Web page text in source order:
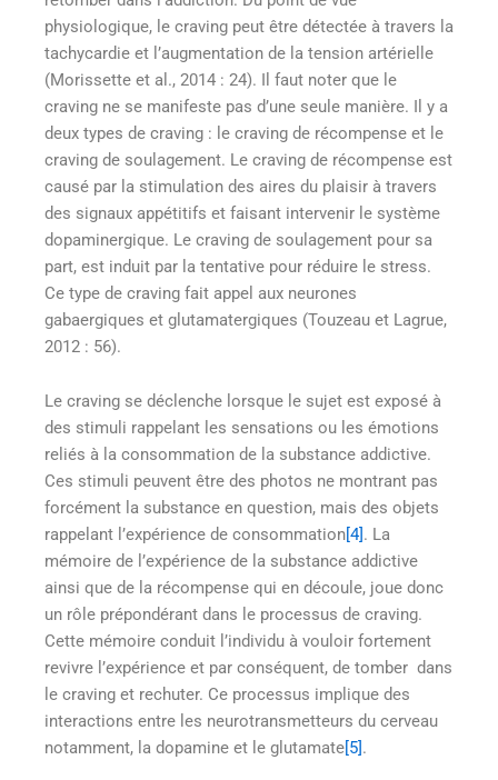
physiologique, le craving peut être détectée à travers la
tachycardie et l’augmentation de la tension artérielle
(Morissette et al., 2014 : 24). Il faut noter que le
craving ne se manifeste pas d’une seule manière. Il y a
deux types de craving : le craving de récompense et le
craving de soulagement. Le craving de récompense est
causé par la stimulation des aires du plaisir à travers
des signaux appétitifs et faisant intervenir le système
dopaminergique. Le craving de soulagement pour sa
part, est induit par la tentative pour réduire le stress.
Ce type de craving fait appel aux neurones
gabaergiques et glutamatergiques (Touzeau et Lagrue,
2012 : 56).
Le craving se déclenche lorsque le sujet est exposé à
des stimuli rappelant les sensations ou les émotions
reliés à la consommation de la substance addictive.
Ces stimuli peuvent être des photos ne montrant pas
forcément la substance en question, mais des objets
rappelant l’expérience de consommation [4] . La
mémoire de l’expérience de la substance addictive
ainsi que de la récompense qui en découle, joue donc
un rôle prépondérant dans le processus de craving.
Cette mémoire conduit l’individu à vouloir fortement
revivre l’expérience et par conséquent, de tomber dans
le craving et rechuter. Ce processus implique des
interactions entre les neurotransmetteurs du cerveau
notamment, la dopamine et le glutamate [5] .